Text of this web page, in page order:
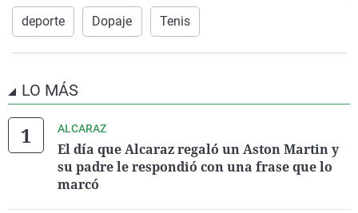
deporte Dopaje Tenis
LO MÁS
ALCARAZ
El día que Alcaraz regaló un Aston Martin y
su padre le respondió con una frase que lo
marcó